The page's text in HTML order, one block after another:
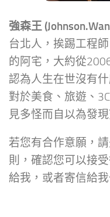
強森王
台北人，挨踢工程
的阿宅，大約從
認為人生在世沒有
對於美食、旅遊、
見多怪而自以為發現
若您有合作意願，
則，確認您可以接
給我，或者寄信給我